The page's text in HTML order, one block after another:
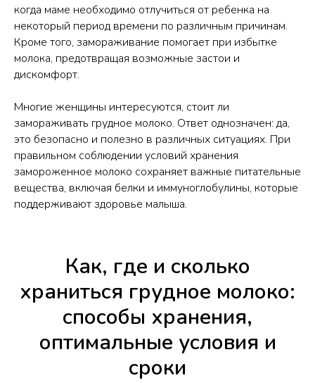
когда маме необходимо отлучиться от ребенка на
некоторый период времени по различным причинам.
Кроме того, замораживание помогает при избытке
молока, предотвращая возможные застои и
дискомфорт.
Многие женщины интересуются, стоит ли
замораживать грудное молоко. Ответ однозначен: да,
это безопасно и полезно в различных ситуациях. При
правильном соблюдении условий хранения
замороженное молоко сохраняет важные питательные
вещества, включая белки и иммуноглобулины, которые
поддерживают здоровье малыша.
Как, где и сколько
храниться грудное молоко:
способы хранения,
оптимальные условия и
сроки